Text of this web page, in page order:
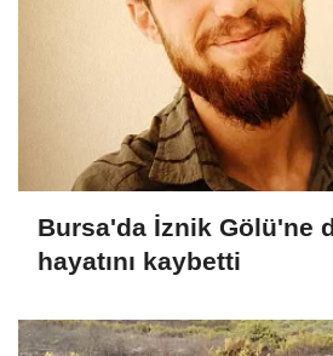
Bursa'da İznik Gölü'ne
hayatını kaybetti